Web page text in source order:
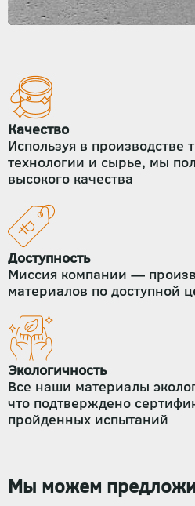
Качество
Используя в производстве
технологии и сырье, мы
высокого качества
Доступность
Миссия компании —
материалов по доступной
Экологичность
Все наши материалы
что подтверждено
пройденных испытаний
Мы можем